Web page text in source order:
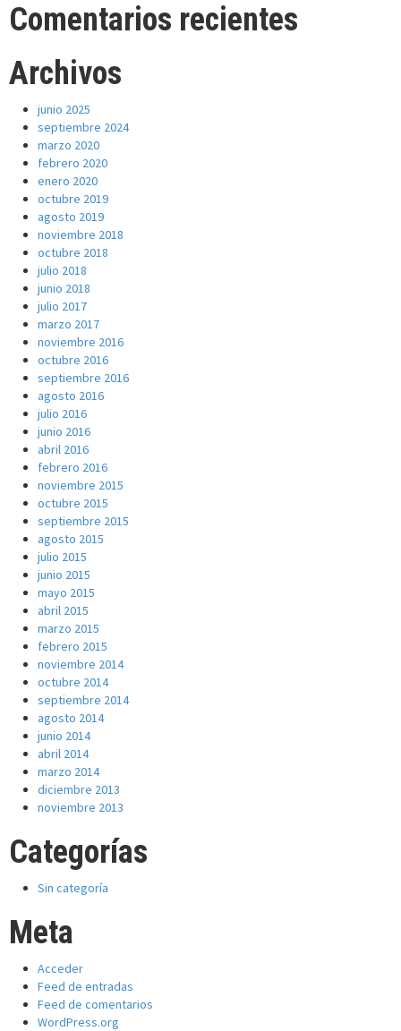
Comentarios recientes
Archivos
junio 2025
septiembre 2024
marzo 2020
febrero 2020
enero 2020
octubre 2019
agosto 2019
noviembre 2018
octubre 2018
julio 2018
junio 2018
julio 2017
marzo 2017
noviembre 2016
octubre 2016
septiembre 2016
agosto 2016
julio 2016
junio 2016
abril 2016
febrero 2016
noviembre 2015
octubre 2015
septiembre 2015
agosto 2015
julio 2015
junio 2015
mayo 2015
abril 2015
marzo 2015
febrero 2015
noviembre 2014
octubre 2014
septiembre 2014
agosto 2014
junio 2014
abril 2014
marzo 2014
diciembre 2013
noviembre 2013
Categorías
Sin categoría
Meta
Acceder
Feed de entradas
Feed de comentarios
WordPress.org